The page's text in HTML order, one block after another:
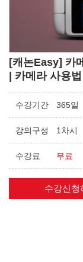
[캐논Easy] 카
| 카메라 사용
수강기간 365일
강의구성 1차시
수강료 무료
수강신청